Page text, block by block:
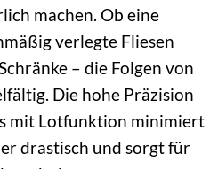
machen. Ob eine
verlegte Fliesen
– die Folgen von
Die hohe Präzision
mit Lotfunktion minimiert
drastisch und sorgt für